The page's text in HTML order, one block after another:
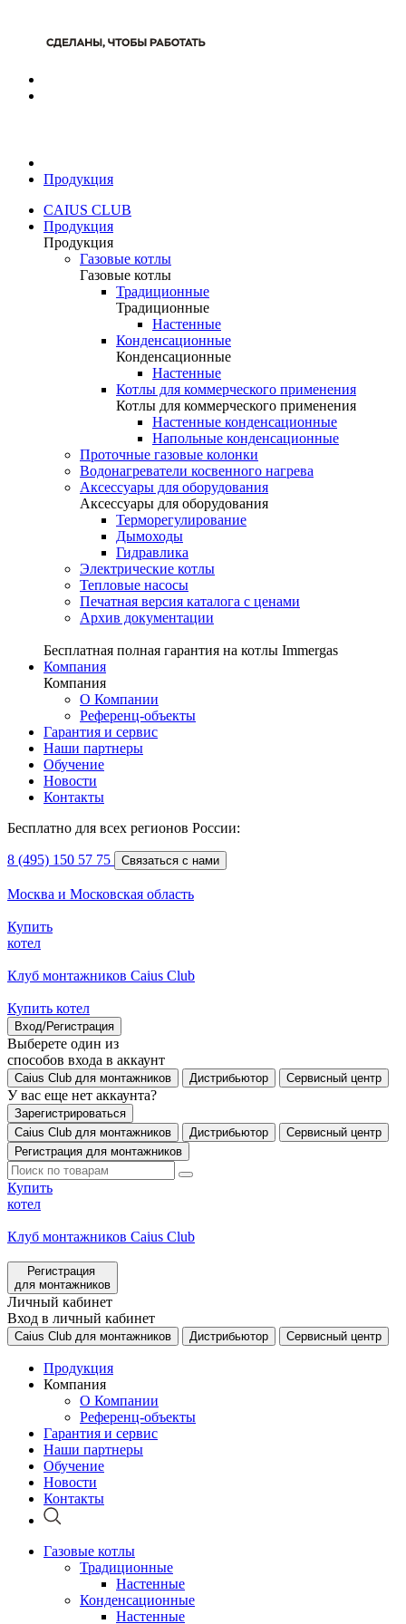
Продукция
CAIUS CLUB
Продукция
Продукция
Газовые котлы
Газовые котлы
Традиционные
Традиционные
Настенные
Конденсационные
Конденсационные
Настенные
Котлы для коммерческого применения
Котлы для коммерческого применения
Настенные конденсационные
Напольные конденсационные
Проточные газовые колонки
Водонагреватели косвенного нагрева
Аксессуары для оборудования
Аксессуары для оборудования
Терморегулирование
Дымоходы
Гидравлика
Электрические котлы
Тепловые насосы
Печатная версия каталога с ценами
Архив документации
Бесплатная полная гарантия на котлы Immergas
Компания
Компания
О Компании
Референц-объекты
Гарантия и сервис
Наши партнеры
Обучение
Новости
Контакты
Бесплатно для всех регионов России:
8 (495) 150 57 75 Связаться с нами
Москва и Московская область
Купить
котел
Клуб монтажников Caius Club
Купить котел
Вход/Регистрация
Выберете один из
способов входа в аккаунт
Caius Club для монтажников Дистрибьютор Сервисный центр
У вас еще нет аккаунта?
Зарегистрироваться
Caius Club для монтажников
Дистрибьютор
Сервисный центр
Регистрация для монтажников
Купить
котел
Клуб монтажников Caius Club
Регистрация
для монтажников
Личный кабинет
Вход в личный кабинет
Caius Club для монтажников Дистрибьютор Сервисный центр
Продукция
Компания
О Компании
Референц-объекты
Гарантия и сервис
Наши партнеры
Обучение
Новости
Контакты
Газовые котлы
Традиционные
Настенные
Конденсационные
Настенные